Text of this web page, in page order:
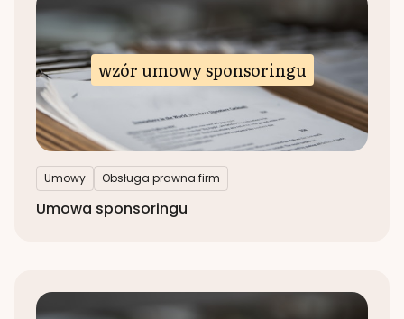
wzór umowy sponsoringu
Umowy Obsługa prawna firm
Umowa sponsoringu